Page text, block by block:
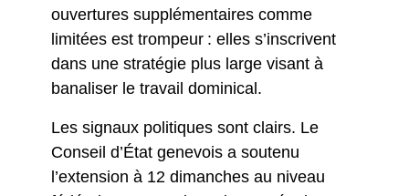
ouvertures supplémentaires comme
limitées est trompeur : elles s’inscrivent
dans une stratégie plus large visant à
banaliser le travail dominical.
Les signaux politiques sont clairs. Le
Conseil d’État genevois a soutenu
l’extension à 12 dimanches au niveau